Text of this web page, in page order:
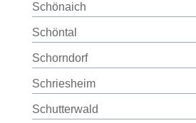
Schönaich
Schöntal
Schorndorf
Schriesheim
Schutterwald